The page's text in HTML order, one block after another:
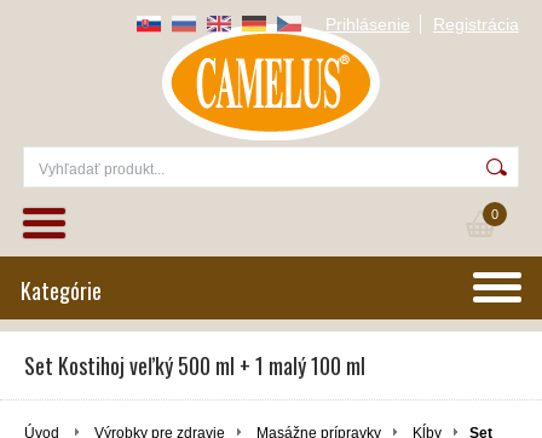
Prihlásenie Registrácia
0
Kategórie
Set Kostihoj veľký 500 ml + 1 malý 100 ml
Úvod Výrobky pre zdravie Masážne prípravky Kĺby
Set